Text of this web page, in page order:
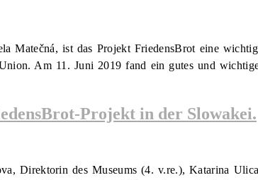
ist das Projekt FriedensBrot eine
Am 11. Juni 2019 fand ein gutes und
Projekt in der Slowakei.
Direktorin des Museums (4. v.re.), Katarina